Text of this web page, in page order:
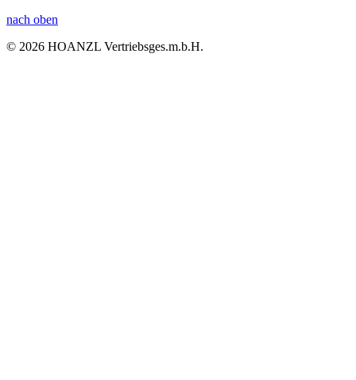
nach oben
© 2026 HOANZL Vertriebsges.m.b.H.